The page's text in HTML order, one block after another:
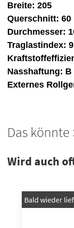
Breite: 205
Querschnitt: 60
Durchmesser:
Traglastindex:
Nasshaftung: B
Externes
Das könnte
Wird auch
Bald wieder